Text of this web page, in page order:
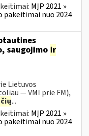
MĮP 2021 »
nuo 2024
saugojimo ir
Lietuvos
― VMI prie FM),
...
MĮP 2021 »
nuo 2024